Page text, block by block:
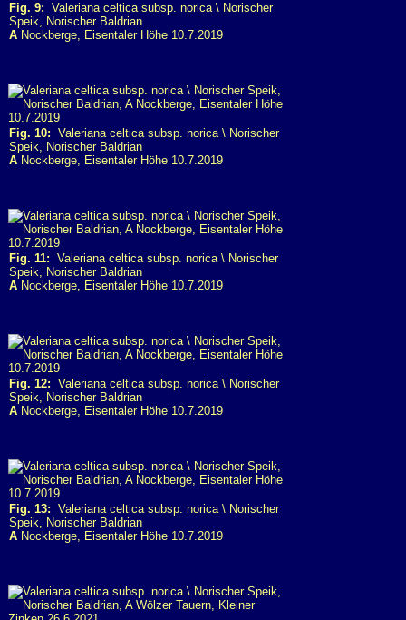
Fig. 9: Valeriana celtica subsp. norica \ Norischer
Speik, Norischer Baldrian
A Nockberge, Eisentaler Höhe 10.7.2019
Fig. 10: Valeriana celtica subsp. norica \ Norischer
Speik, Norischer Baldrian
A Nockberge, Eisentaler Höhe 10.7.2019
Fig. 11: Valeriana celtica subsp. norica \ Norischer
Speik, Norischer Baldrian
A Nockberge, Eisentaler Höhe 10.7.2019
Fig. 12: Valeriana celtica subsp. norica \ Norischer
Speik, Norischer Baldrian
A Nockberge, Eisentaler Höhe 10.7.2019
Fig. 13: Valeriana celtica subsp. norica \ Norischer
Speik, Norischer Baldrian
A Nockberge, Eisentaler Höhe 10.7.2019